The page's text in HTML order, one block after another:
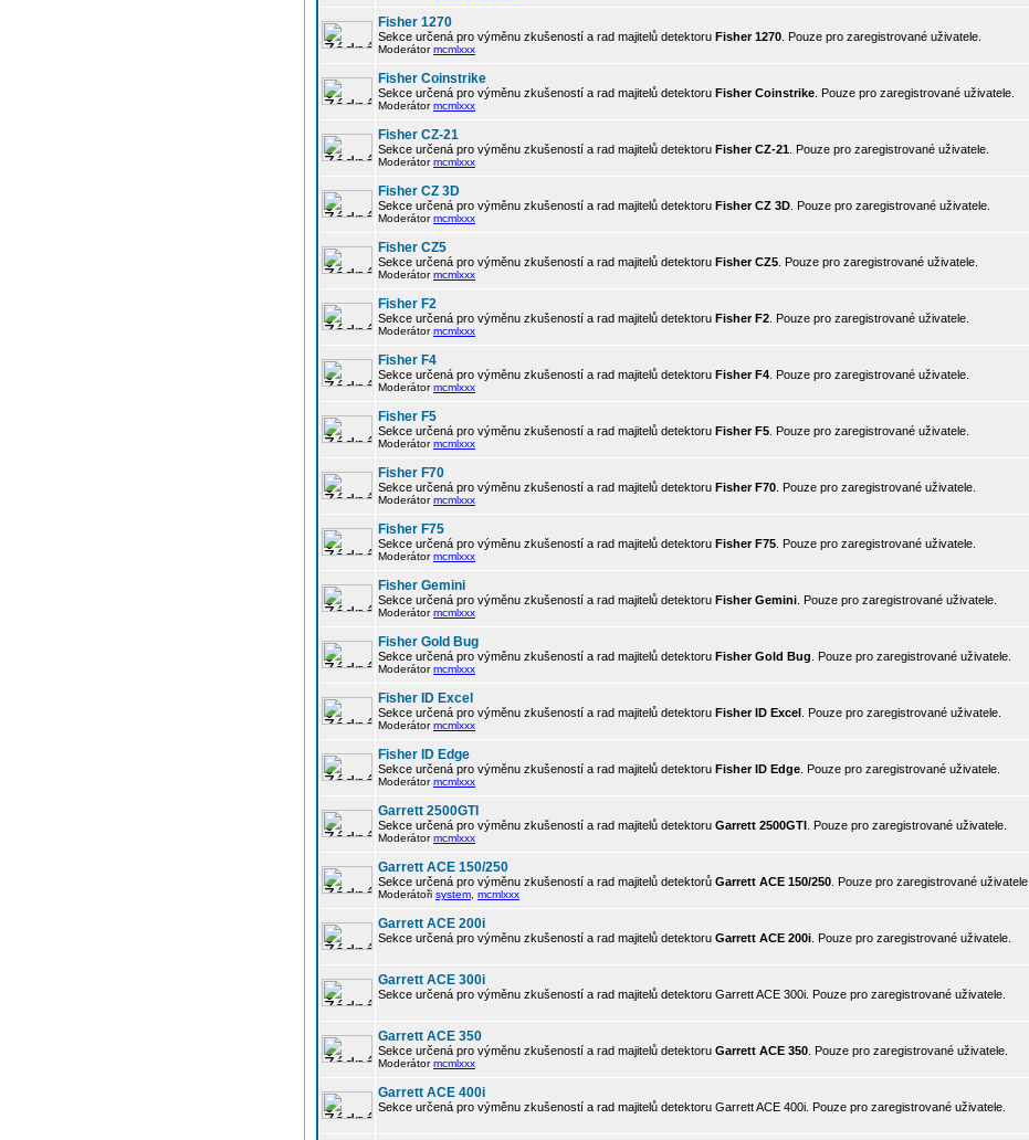
Fisher 1270
Sekce určená pro výměnu zkušeností a rad majitelů detektoru Fisher 1270 . Pouze pro zaregistrované uživatele.
Moderátormcmlxxx
Fisher Coinstrike
Sekce určená pro výměnu zkušeností a rad majitelů detektoru Fisher Coinstrike . Pouze pro zaregistrované uživatele.
Moderátormcmlxxx
Fisher CZ-21
Sekce určená pro výměnu zkušeností a rad majitelů detektoru Fisher CZ-21 . Pouze pro zaregistrované uživatele.
Moderátormcmlxxx
Fisher CZ 3D
Sekce určená pro výměnu zkušeností a rad majitelů detektoru Fisher CZ 3D . Pouze pro zaregistrované uživatele.
Moderátormcmlxxx
Fisher CZ5
Sekce určená pro výměnu zkušeností a rad majitelů detektoru Fisher CZ5 . Pouze pro zaregistrované uživatele.
Moderátormcmlxxx
Fisher F2
Sekce určená pro výměnu zkušeností a rad majitelů detektoru Fisher F2 . Pouze pro zaregistrované uživatele.
Moderátormcmlxxx
Fisher F4
Sekce určená pro výměnu zkušeností a rad majitelů detektoru Fisher F4 . Pouze pro zaregistrované uživatele.
Moderátormcmlxxx
Fisher F5
Sekce určená pro výměnu zkušeností a rad majitelů detektoru Fisher F5 . Pouze pro zaregistrované uživatele.
Moderátormcmlxxx
Fisher F70
Sekce určená pro výměnu zkušeností a rad majitelů detektoru Fisher F70 . Pouze pro zaregistrované uživatele.
Moderátormcmlxxx
Fisher F75
Sekce určená pro výměnu zkušeností a rad majitelů detektoru Fisher F75 . Pouze pro zaregistrované uživatele.
Moderátormcmlxxx
Fisher Gemini
Sekce určená pro výměnu zkušeností a rad majitelů detektoru Fisher Gemini . Pouze pro zaregistrované uživatele.
Moderátormcmlxxx
Fisher Gold Bug
Sekce určená pro výměnu zkušeností a rad majitelů detektoru Fisher Gold Bug . Pouze pro zaregistrované uživatele.
Moderátormcmlxxx
Fisher ID Excel
Sekce určená pro výměnu zkušeností a rad majitelů detektoru Fisher ID Excel . Pouze pro zaregistrované uživatele.
Moderátormcmlxxx
Fisher ID Edge
Sekce určená pro výměnu zkušeností a rad majitelů detektoru Fisher ID Edge . Pouze pro zaregistrované uživatele.
Moderátormcmlxxx
Garrett 2500GTI
Sekce určená pro výměnu zkušeností a rad majitelů detektoru Garrett 2500GTI . Pouze pro zaregistrované uživatele.
Moderátormcmlxxx
Garrett ACE 150/250
Sekce určená pro výměnu zkušeností a rad majitelů detektorů Garrett ACE 150/250 . Pouze pro zaregistrované uživatele.
Moderátoři system mcmlxxx
Garrett ACE 200i
Sekce určená pro výměnu zkušeností a rad majitelů detektoru Garrett ACE 200i . Pouze pro zaregistrované uživatele.
Garrett ACE 300i
Sekce určená pro výměnu zkušeností a rad majitelů detektoru Garrett ACE 300i. Pouze pro zaregistrované uživatele.
Garrett ACE 350
Sekce určená pro výměnu zkušeností a rad majitelů detektoru Garrett ACE 350 . Pouze pro zaregistrované uživatele.
Moderátormcmlxxx
Garrett ACE 400i
Sekce určená pro výměnu zkušeností a rad majitelů detektoru Garrett ACE 400i. Pouze pro zaregistrované uživatele.